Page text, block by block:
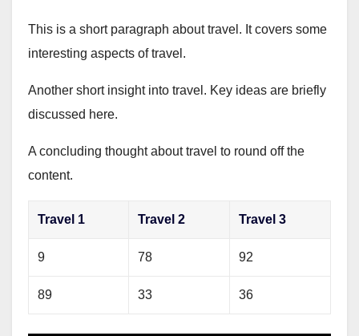
This is a short paragraph about travel. It covers some
interesting aspects of travel.
Another short insight into travel. Key ideas are briefly
discussed here.
A concluding thought about travel to round off the
content.
Travel 1 Travel 2 Travel 3
9 78 92
89 33 36